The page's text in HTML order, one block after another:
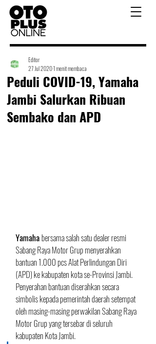
Peduli COVID-19, Yamaha
Jambi Salurkan Ribuan
Sembako dan APD
Editor
27 Jul 20201 menit membaca
Yamaha bersama salah satu dealer resmi
Sabang Raya Motor Grup menyerahkan
bantuan 1.000 pcs Alat Perlindungan Diri
(APD) ke kabupaten kota se-Provinsi Jambi.
Penyerahan bantuan diserahkan secara
simbolis kepada pemerintah daerah setempat
oleh masing-masing perwakilan Sabang Raya
Motor Grup yang tersebar di seluruh
kabupaten Kota Jambi.